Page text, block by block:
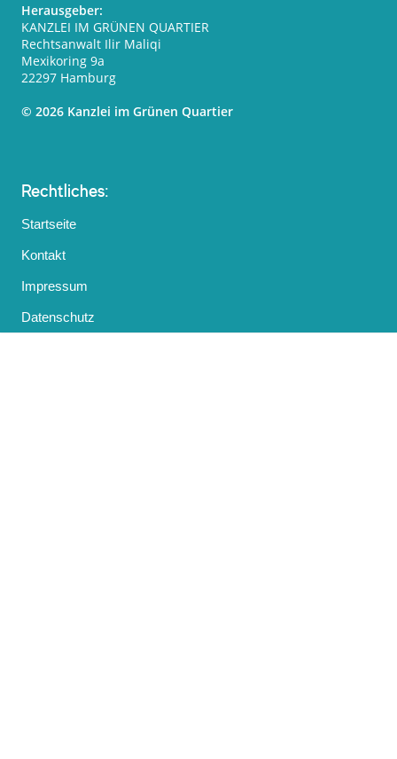
Herausgeber:
KANZLEI IM GRÜNEN QUARTIER
Rechtsanwalt Ilir Maliqi
Mexikoring 9a
22297 Hamburg
© 2026 Kanzlei im Grünen Quartier
Rechtliches:
Startseite
Kontakt
Impressum
Datenschutz